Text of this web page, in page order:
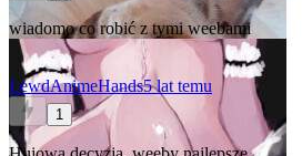
wiadomo co robić z tymi weebami
LewdAnimeHands5 lat temu
1